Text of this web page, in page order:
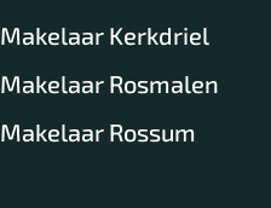
Makelaar Kerkdriel
Makelaar Rosmalen
Makelaar Rossum